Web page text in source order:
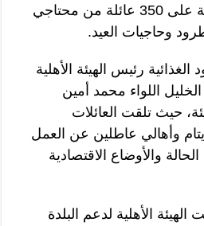
الخليل، مساعدات غذائية على 350 عائلة من محتاجي
وحاجيات العيد.
رئيس الهيئة الأهلية
اللواء محمد أمين
حيث تلقت العائلات
وأهالي عاطلين عن العمل
والأوضاع الاقتصادية
الأهلية لدعم البلدة